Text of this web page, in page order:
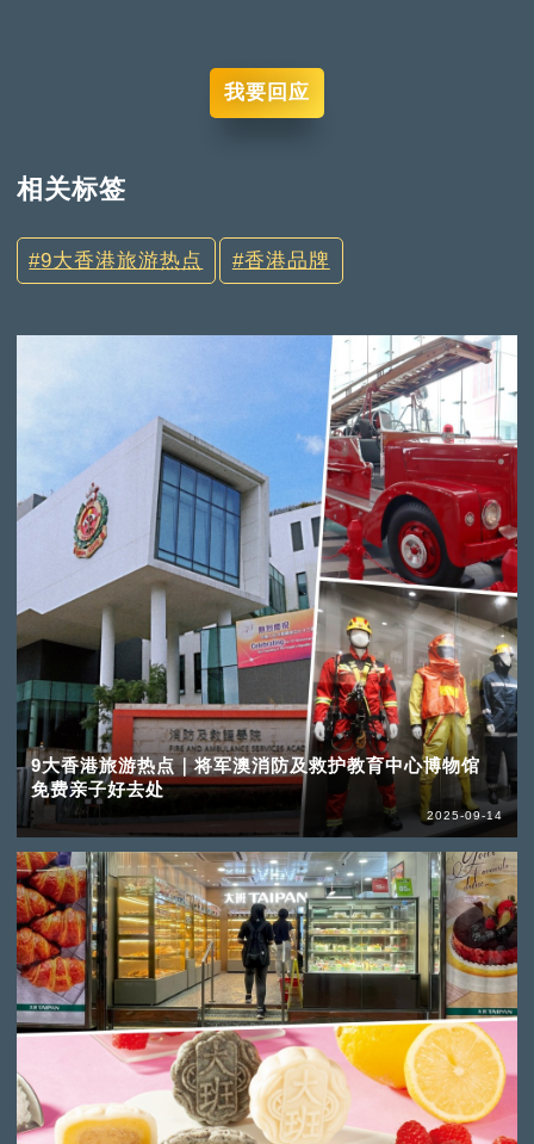
我要回应
相关标签
9大香港旅游热点 香港品牌
9大香港旅游热点｜将军澳消防及救护教育中心博物馆
免费亲子好去处
2025-09-14